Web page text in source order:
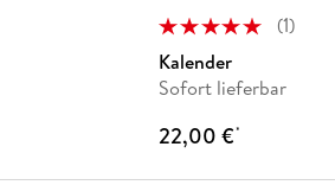
(1)
Kalender
Sofort lieferbar
22,00 €*